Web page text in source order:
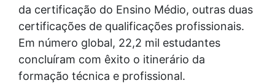
da certificação do Ensino Médio, outras duas
certificações de qualificações profissionais.
Em número global, 22,2 mil estudantes
concluíram com êxito o itinerário da
formação técnica e profissional.